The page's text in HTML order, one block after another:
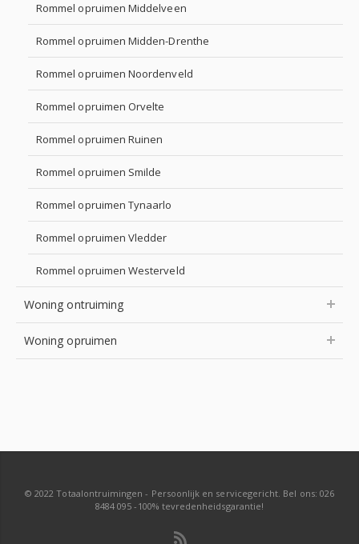
Rommel opruimen Middelveen
Rommel opruimen Midden-Drenthe
Rommel opruimen Noordenveld
Rommel opruimen Orvelte
Rommel opruimen Ruinen
Rommel opruimen Smilde
Rommel opruimen Tynaarlo
Rommel opruimen Vledder
Rommel opruimen Westerveld
Woning ontruiming
Woning opruimen
© 2022 Totaalontruimingen - Persoonlijk en servicegericht. Bel ons: 026
8484 095 -100% tevredenheidsgarantie!